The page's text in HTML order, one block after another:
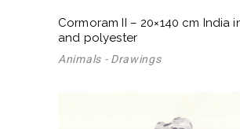
Cormoram II – 20×140 cm India
and polyester
Animals - Drawings